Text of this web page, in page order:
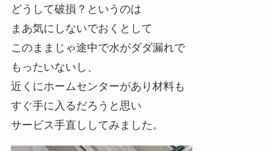
どうして破損？というのは
まあ気にしないでおくとして
このままじゃ途中で水がダダ漏れで
もったいないし、
近くにホームセンターがあり材料も
すぐ手に入るだろうと思い
サービス手直ししてみました。